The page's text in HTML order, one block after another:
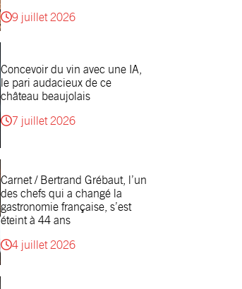
9 juillet 2026
Concevoir du vin avec une IA,
le pari audacieux de ce
château beaujolais
7 juillet 2026
Carnet / Bertrand Grébaut, l’un
des chefs qui a changé la
gastronomie française, s’est
éteint à 44 ans
4 juillet 2026